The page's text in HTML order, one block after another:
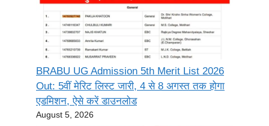
BRABU UG Admission 5th Merit List 2026
Out: 5वीं मेरिट लिस्ट जारी, 4 से 8 अगस्त तक होगा
एडमिशन, ऐसे करें डाउनलोड
August 5, 2026